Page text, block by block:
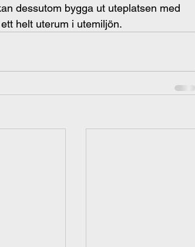
dessutom bygga ut uteplatsen med
helt uterum i utemiljön.